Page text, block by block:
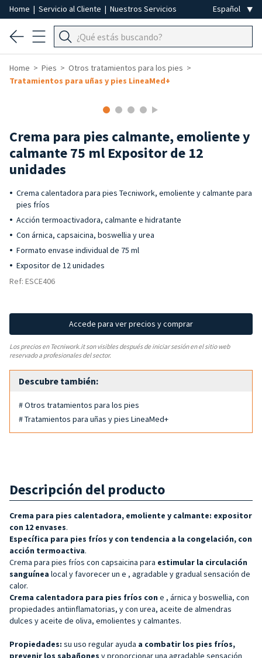
Home | Servicio al Cliente | Nuestros Servicios
Home Pies
Otros tratamientos para los pies
Tratamientos para uñas y pies LineaMed+
Crema para pies calmante, emoliente y
calmante 75 ml Expositor de 12
unidades
Crema calentadora para pies Tecniwork, emoliente y calmante para
pies fríos
Acción termoactivadora, calmante e hidratante
Con árnica, capsaicina, boswellia y urea
Formato envase individual de 75 ml
Expositor de 12 unidades
Ref: ESCE406
Accede para ver precios y comprar
Los precios en Tecniwork.it son visibles después de iniciar sesión en el sitio web
reservado a profesionales del sector.
Descubre también:
# Otros tratamientos para los pies
# Tratamientos para uñas y pies LineaMed+
Descripción del producto
Crema para pies calentadora, emoliente y calmante: expositor
con 12 envases.
Específica para pies fríos y con tendencia a la congelación, con
acción termoactiva.
Crema para pies fríos con capsaicina para estimular la circulación
sanguínea local y favorecer un e , agradable y gradual sensación de
calor.
Crema calentadora para pies fríos con e , árnica y boswellia, con
propiedades antiinflamatorias, y con urea, aceite de almendras
dulces y aceite de oliva, emolientes y calmantes.
Propiedades: su uso regular ayuda a combatir los pies fríos,
prevenir los sabañones y proporcionar una agradable sensación